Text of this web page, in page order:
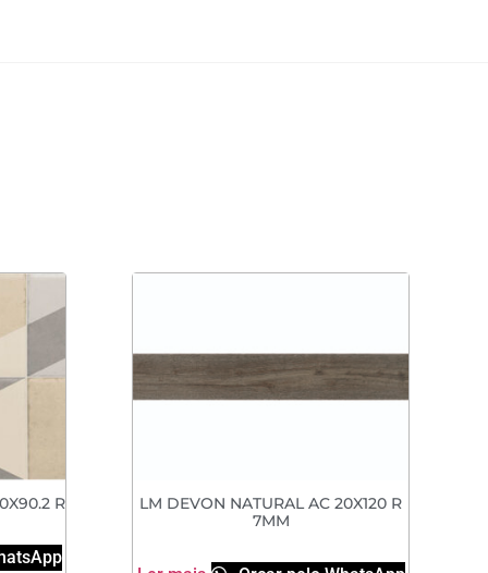
R
LM DEVON NATURAL AC 20X120 R
7MM